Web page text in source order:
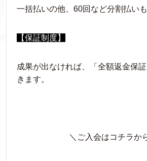
一括払いの他、60回など分割払いも
【保証制度】
成果が出なければ、「全額返金保
きます。
＼ご入会はコチラか